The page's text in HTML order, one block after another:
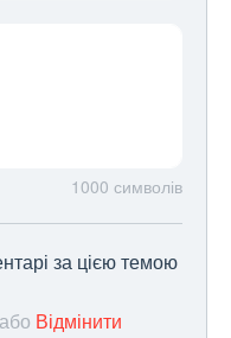
1000 символів
за цією темою
або Відмінити